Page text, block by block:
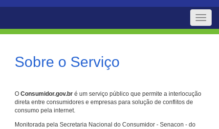
Toggle
Sobre o Serviço
O Consumidor.gov.br é um serviço público que permite a interlocução
direta entre consumidores e empresas para solução de conflitos de
consumo pela internet.
Monitorada pela Secretaria Nacional do Consumidor - Senacon - do